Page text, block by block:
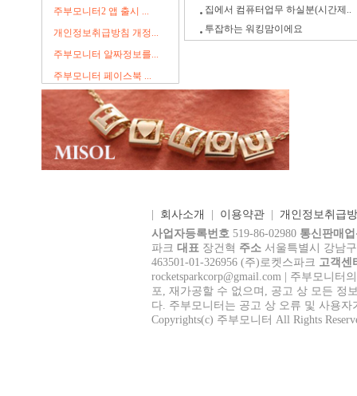
주부모니터2 앱 출시 ...
개인정보취급방침 개정...
주부모니터 알짜정보를...
주부모니터 페이스북 ...
집에서 컴퓨터업무 하실분(시간제..
투잡하는 워킹맘이에요
회사소개 이용약관
개인정보취급
사업자등록번호 519-86-02980 통신판매
파크 대표 장건혁 주소 서울특별시 강남
463501-01-326956 (주)로켓스파크 고객센
rocketsparkcorp@gmail.com
| 주부모니터
포, 재가공할 수 없으며, 공고 상 모든 정
다. 주부모니터는 공고 상 오류 및 사용
Copyrights(c) 주부모니터 All Rights